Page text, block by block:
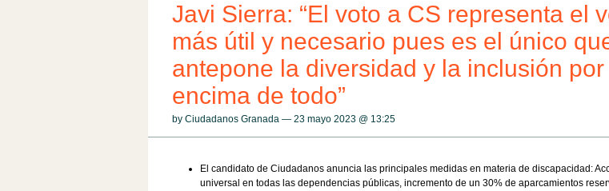
Javi Sierra: “El voto a CS representa el
más útil y necesario pues es el único
antepone la diversidad y la inclusión por
encima de todo”
by Ciudadanos Granada — 23 mayo 2023 @ 13:25
El candidato de Ciudadanos anuncia las principales medidas en materia de discapacidad:
universal en todas las dependencias públicas, incremento de un 30% de aparcamientos